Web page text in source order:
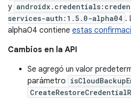
y
services-auth:1.5.0-alpha04 .
alpha04 contiene estas
Cambios en la API
Se agregó un valor
parámetro